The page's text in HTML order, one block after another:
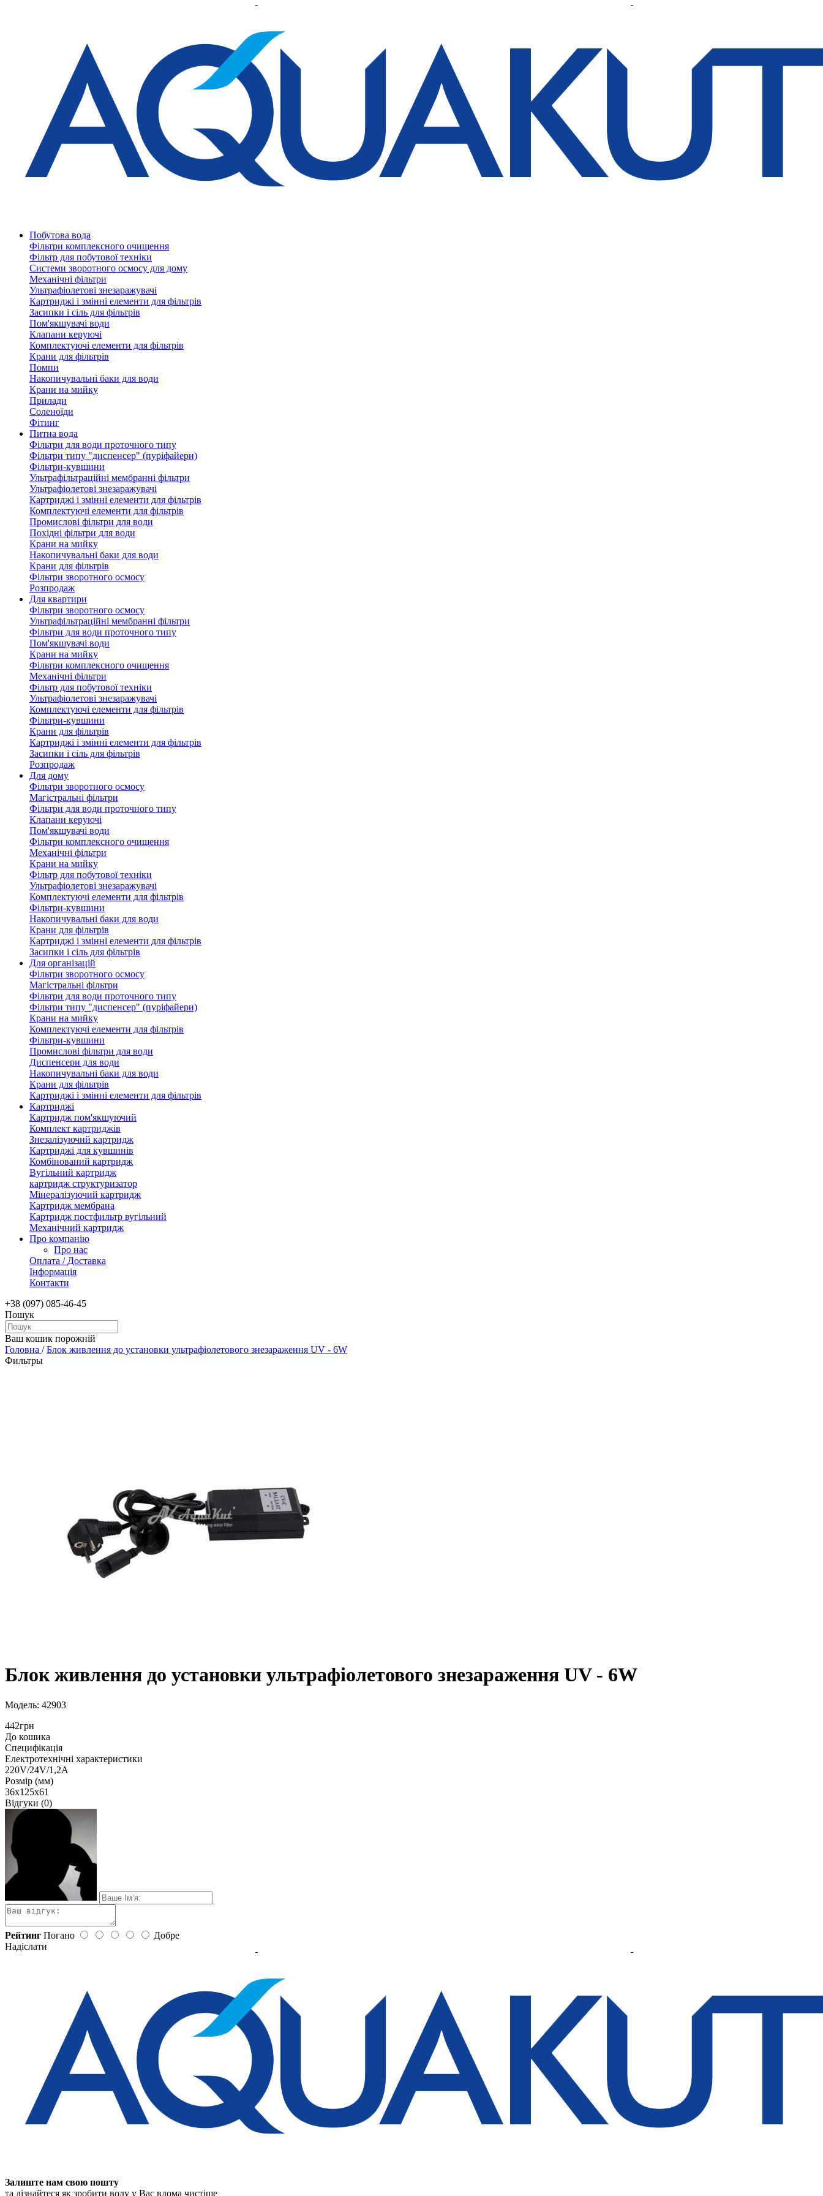
Побутова вода
Фільтри комплексного очищення
Фільтр для побутової техніки
Системи зворотного осмосу для дому
Механічні фільтри
Ультрафіолетові знезаражувачі
Картриджі і змінні елементи для фільтрів
Засипки і сіль для фільтрів
Пом'якшувачі води
Клапани керуючі
Комплектуючі елементи для фільтрів
Крани для фільтрів
Помпи
Накопичувальні баки для води
Крани на мийку
Прилади
Соленоїди
Фітинг
Питна вода
Фільтри для води проточного типу
Фільтри типу "диспенсер" (пуріфайери)
Фільтри-кувшини
Ультрафільтраційні мембранні фільтри
Ультрафіолетові знезаражувачі
Картриджі і змінні елементи для фільтрів
Комплектуючі елементи для фільтрів
Промислові фільтри для води
Похідні фільтри для води
Крани на мийку
Накопичувальні баки для води
Крани для фільтрів
Фільтри зворотного осмосу
Розпродаж
Для квартири
Фільтри зворотного осмосу
Ультрафільтраційні мембранні фільтри
Фільтри для води проточного типу
Пом'якшувачі води
Крани на мийку
Фільтри комплексного очищення
Механічні фільтри
Фільтр для побутової техніки
Ультрафіолетові знезаражувачі
Комплектуючі елементи для фільтрів
Фільтри-кувшини
Крани для фільтрів
Картриджі і змінні елементи для фільтрів
Засипки і сіль для фільтрів
Розпродаж
Для дому
Фільтри зворотного осмосу
Магістральні фільтри
Фільтри для води проточного типу
Клапани керуючі
Пом'якшувачі води
Фільтри комплексного очищення
Механічні фільтри
Крани на мийку
Фільтр для побутової техніки
Ультрафіолетові знезаражувачі
Комплектуючі елементи для фільтрів
Фільтри-кувшини
Накопичувальні баки для води
Крани для фільтрів
Картриджі і змінні елементи для фільтрів
Засипки і сіль для фільтрів
Для організацій
Фільтри зворотного осмосу
Магістральні фільтри
Фільтри для води проточного типу
Фільтри типу "диспенсер" (пуріфайери)
Крани на мийку
Комплектуючі елементи для фільтрів
Фільтри-кувшини
Промислові фільтри для води
Диспенсери для води
Накопичувальні баки для води
Крани для фільтрів
Картриджі і змінні елементи для фільтрів
Картриджі
Картридж пом'якшуючий
Комплект картриджів
Знезалізуючий картридж
Картриджі для кувшинів
Комбінований картридж
Вугільний картридж
картридж структуризатор
Мінералізуючий картридж
Картридж мембрана
Картридж постфильтр вугільний
Механічний картридж
Про компанію
Про нас
Оплата / Доставка
Інформація
Контакти
+38 (097) 085-46-45
Пошук
Ваш кошик порожній
Головна /Блок живлення до установки ультрафіолетового знезараження UV - 6W
Фильтры
Блок живлення до установки ультрафіолетового знезараження UV - 6W
Модель: 42903
442грн
До кошика
Специфікація
Електротехнічні характеристики
220V/24V/1,2A
Розмір (мм)
36х125х61
Відгуки (0)
Рейтинг Погано
Добре
Надіслати
Залиште нам свою пошту
та дізнайтеся як зробити воду у Вас вдома чистіше